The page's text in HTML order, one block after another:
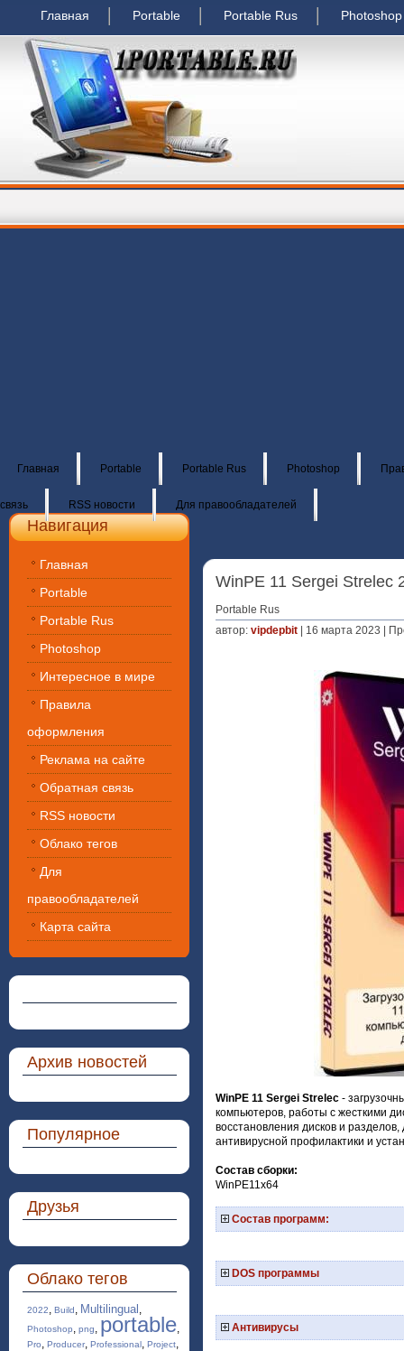
Главная Portable Portable Rus Photoshop
Главная Portable Portable Rus Photoshop
связь RSS новости Для правообладателей
Навигация
Главная
Portable
Portable Rus
Photoshop
Интересное в мире
Правила
оформления
Реклама на сайте
Обратная связь
RSS новости
Облако тегов
Для
правообладателей
Карта сайта
Архив новостей
Популярное
Друзья
Облако тегов
2022, Build, Multilingual ,
Photoshop, png, portable,
Pro, Producer, Professional, Project,
WinPE 11 Sergei Strelec
Portable Rus
автор: vipdepbit | 16 марта 2023 |
WinPE 11 Sergei Strelec -
компьютеров, работы с жесткими
восстановления дисков и
антивирусной профилактики и
Состав сборки:
WinPE11x64
Состав программ:
DOS программы
Антивирусы